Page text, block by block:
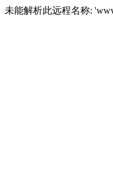
未能解析此远程名称: